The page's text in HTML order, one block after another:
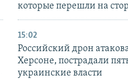
которые перешли на
15:02
Российский дрон
Херсоне, пострадали
украинские власти